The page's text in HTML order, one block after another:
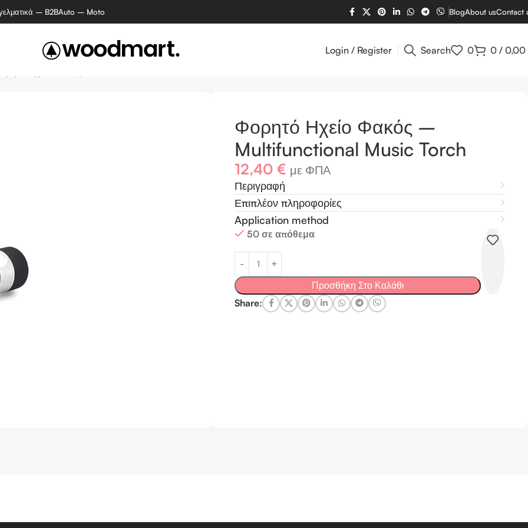
– B2BAuto – Moto BlogAbout usContact
Login / Register Search 0 0 / 0,00
Φορητό Ηχείο Φακός –
Multifunctional Music Torch
12,40€ με ΦΠΑ
Περιγραφή
Επιπλέον πληροφορίες
Application method
50 σε απόθεμα
Προσθήκη Στο Καλάθι
Share: